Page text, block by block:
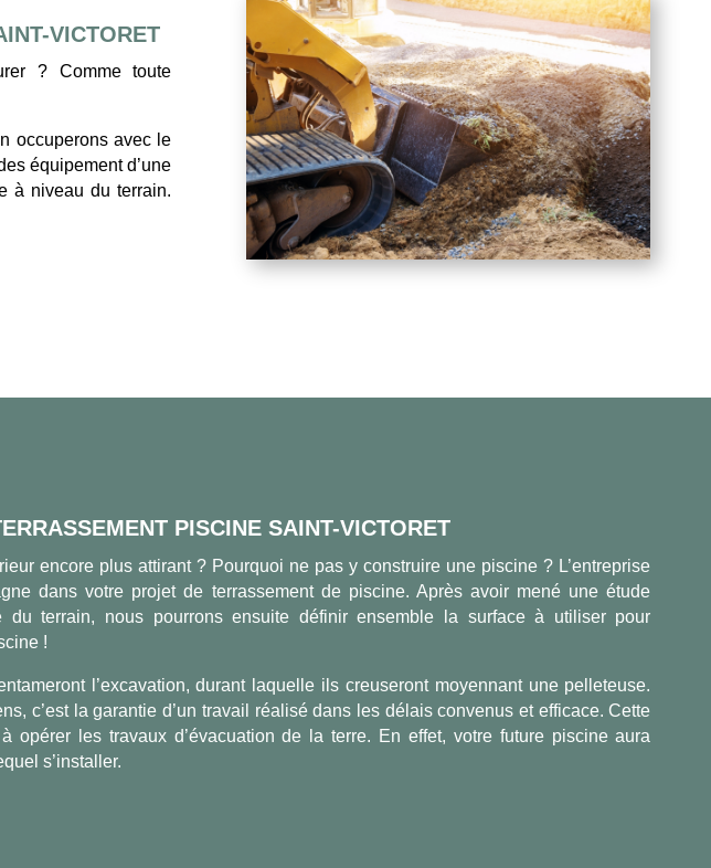
VICTORET
? Comme toute
occuperons avec le
équipement d’une
à niveau du terrain.
PISCINE SAINT-VICTORET
encore plus attirant ? Pourquoi ne pas y construire une piscine ? L’entreprise
dans votre projet de terrassement de piscine. Après avoir mené une étude
du terrain, nous pourrons ensuite définir ensemble la surface à utiliser pour
!
l’excavation, durant laquelle ils creuseront moyennant une pelleteuse.
c’est la garantie d’un travail réalisé dans les délais convenus et efficace. Cette
opérer les travaux d’évacuation de la terre. En effet, votre future piscine aura
s’installer.